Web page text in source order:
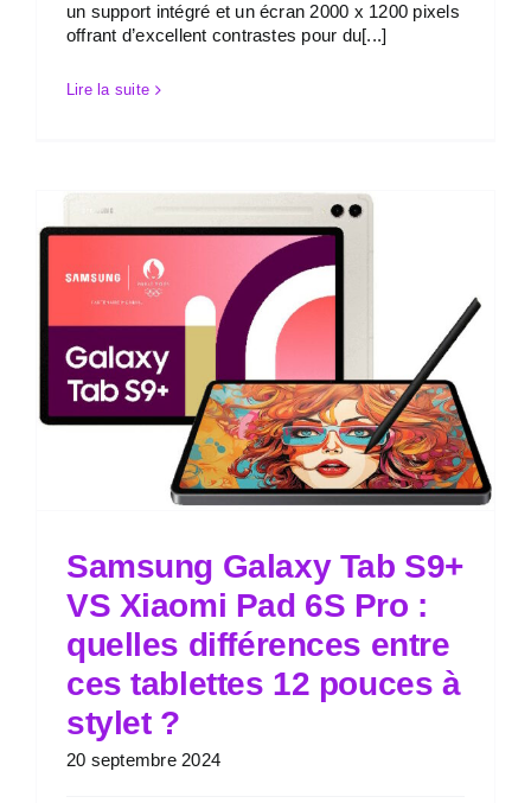
un support intégré et un écran 2000 x 1200 pixels
offrant d’excellent contrastes pour du[...]
Lire la suite
Samsung Galaxy Tab S9+
VS Xiaomi Pad 6S Pro :
quelles différences entre
ces tablettes 12 pouces à
stylet ?
20 septembre 2024